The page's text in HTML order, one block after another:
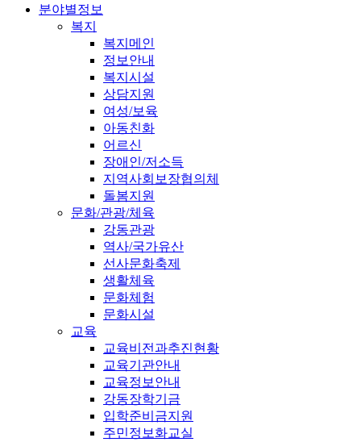
분야별정보
복지
복지메인
정보안내
복지시설
상담지원
여성/보육
아동친화
어르신
장애인/저소득
지역사회보장협의체
돌봄지원
문화/관광/체육
강동관광
역사/국가유산
선사문화축제
생활체육
문화체험
문화시설
교육
교육비전과추진현황
교육기관안내
교육정보안내
강동장학기금
입학준비금지원
주민정보화교실